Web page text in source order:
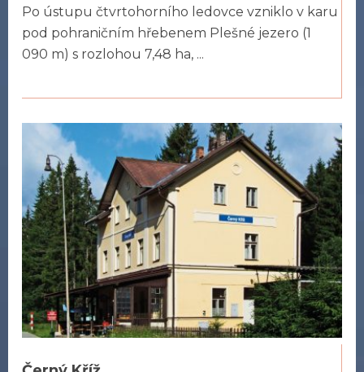
Po ústupu čtvrtohorního ledovce vzniklo v karu
pod pohraničním hřebenem Plešné jezero (1
090 m) s rozlohou 7,48 ha, ...